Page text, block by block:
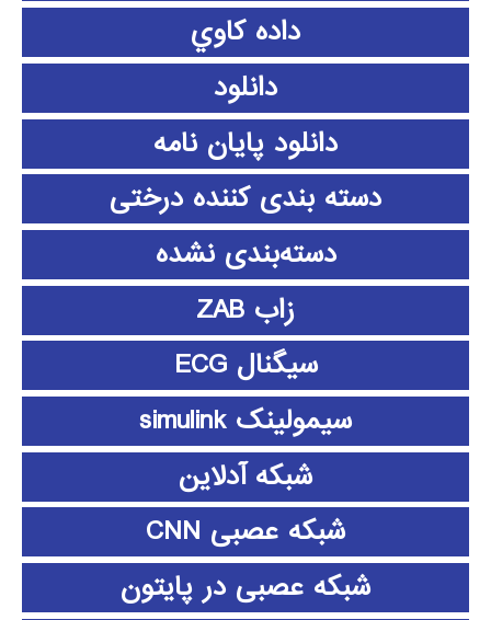
داده كاوي
دانلود
دانلود پايان نامه
دسته بندی کننده درختی
دسته‌بندی نشده
زاب ZAB
سیگنال ECG
سیمولینک simulink
شبکه آدلاین
شبکه عصبی CNN
شبکه عصبی در پایتون